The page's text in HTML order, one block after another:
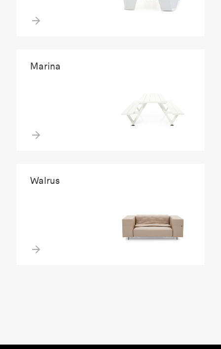
Marina
Walrus